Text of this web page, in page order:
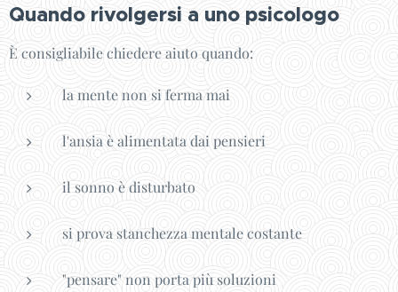
Quando rivolgersi a uno psicologo
È consigliabile chiedere aiuto quando:
la mente non si ferma mai
l'ansia è alimentata dai pensieri
il sonno è disturbato
si prova stanchezza mentale costante
"pensare" non porta più soluzioni